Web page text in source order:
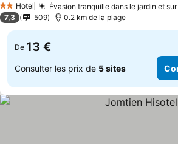
2 Étoiles
Hotel Évasion tranquille dans le jardin et
7,3 509 0.2 km de la plage
De 13 €
Consulter les prix de 5 sites